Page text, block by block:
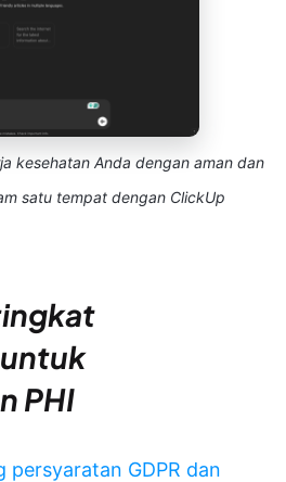
kesehatan Anda dengan aman dan
satu tempat dengan ClickUp
PHI
persyaratan GDPR dan